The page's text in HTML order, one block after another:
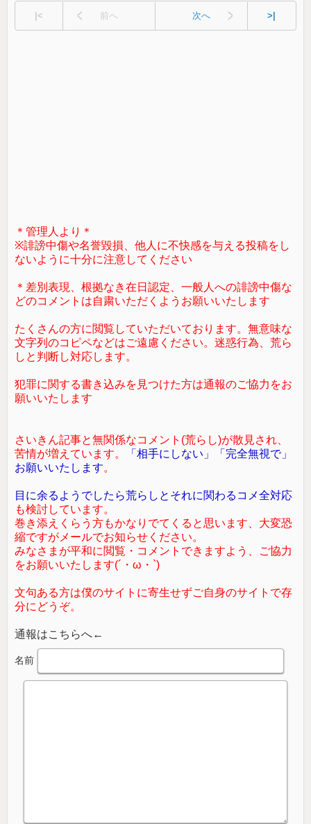
|< 前へ 次へ >|
＊管理人より＊
※誹謗中傷や名誉毀損、他人に不快感を与える投稿をし
ないように十分に注意してください
＊差別表現、根拠なき在日認定、一般人への誹謗中傷な
どのコメントは自粛いただくようお願いいたします
たくさんの方に閲覧していただいております。無意味な
文字列のコピペなどはご遠慮ください。迷惑行為、荒ら
しと判断し対応します。
犯罪に関する書き込みを見つけた方は通報のご協力をお
願いいたします
さいきん記事と無関係なコメント(荒らし)が散見され、
苦情が増えています。
「相手にしない」「完全無視で」
お願いいたします。
目に余るようでしたら荒らしとそれに関わるコメ全対応
も検討しています。
巻き添えくらう方もかなりでてくると思います、大変恐
縮ですがメールでお知らせください。
みなさまが平和に閲覧・コメントできますよう、ご協力
をお願いいたします(´・ω・`)
文句ある方は僕のサイトに寄生せずご自身のサイトで存
分にどうぞ。
通報はこちらへ←
名前